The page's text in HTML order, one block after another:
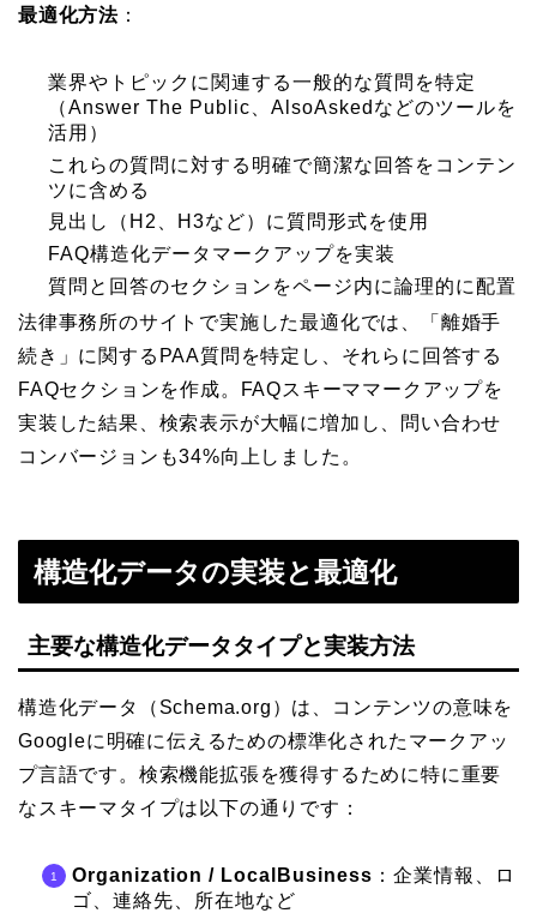
最適化方法 ：
業界やトピックに関連する一般的な質問を特定
（Answer The Public、AlsoAskedなどのツールを
活用）
これらの質問に対する明確で簡潔な回答をコンテン
ツに含める
見出し（H2、H3など）に質問形式を使用
FAQ構造化データマークアップを実装
質問と回答のセクションをページ内に論理的に配置
法律事務所のサイトで実施した最適化では、「離婚手
続き」に関するPAA質問を特定し、それらに回答する
FAQセクションを作成。FAQスキーママークアップを
実装した結果、検索表示が大幅に増加し、問い合わせ
コンバージョンも34%向上しました。
構造化データの実装と最適化
主要な構造化データタイプと実装方法
構造化データ（Schema.org）は、コンテンツの意味を
Googleに明確に伝えるための標準化されたマークアッ
プ言語です。検索機能拡張を獲得するために特に重要
なスキーマタイプは以下の通りです：
Organization / LocalBusiness ：企業情報、ロ
ゴ、連絡先、所在地など